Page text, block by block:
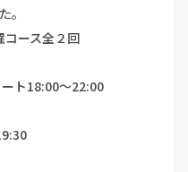
。
ース全２回
ト18:00～22:00